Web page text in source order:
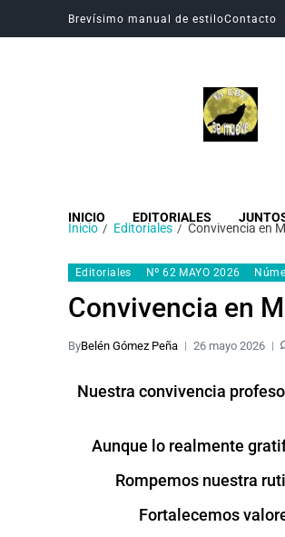
Brevísimo manual de estiloContacto
INICIO EDITORIALES
Inicio Editoriales Convivencia en
Editoriales Nº 62 MAYO 2026
Convivencia en
ByBelén Gómez Peña 26 mayo 2026
Nuestra convivencia
Aunque lo realmente
Rompemos nuestra
Fortalecemos